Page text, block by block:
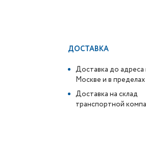
ДОСТАВКА
Доставка до адреса
Москве и в
Доставка на склад
транспортной